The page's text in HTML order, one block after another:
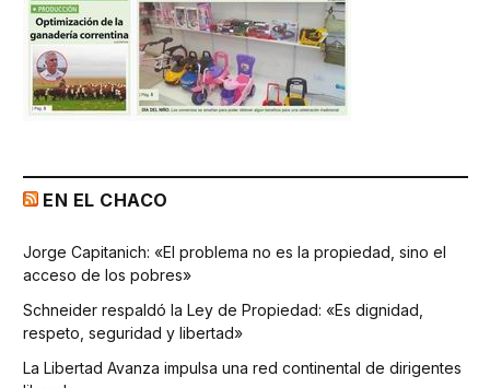
EN EL CHACO
Jorge Capitanich: «El problema no es la propiedad, sino el
acceso de los pobres»
Schneider respaldó la Ley de Propiedad: «Es dignidad,
respeto, seguridad y libertad»
La Libertad Avanza impulsa una red continental de dirigentes